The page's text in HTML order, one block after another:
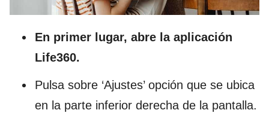
En primer lugar, abre la aplicación
Life360.
Pulsa sobre ‘Ajustes’ opción que se ubica
en la parte inferior derecha de la pantalla.